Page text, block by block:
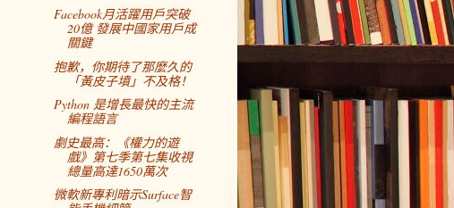
Facebook月活躍用戶突破
20億 發展中國家用戶成
關鍵
抱歉，你期待了那麼久的
「黃皮子墳」不及格！
Python 是增長最快的主流
編程語言
劇史最高：《權力的遊
戲》第七季第七集收視
總量高達1650萬次
微軟新專利暗示Surface智